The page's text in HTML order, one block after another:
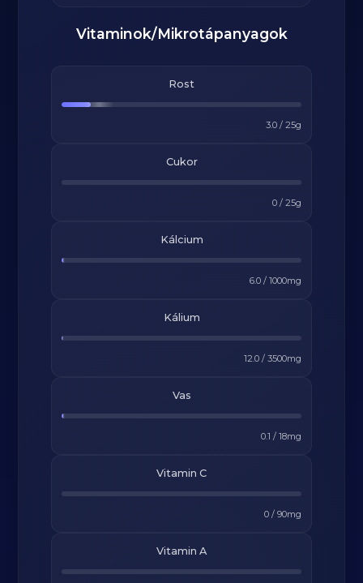
Vitaminok/Mikrotápanyagok
Rost
3.0/ 25g
Cukor
0/ 25g
Kálcium
6.0/ 1000mg
Kálium
12.0/ 3500mg
Vas
0.1 / 18mg
Vitamin C
0/ 90mg
Vitamin A